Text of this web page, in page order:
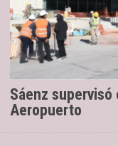
Sáenz supervisó
Aeropuerto
04/08/2026 Los